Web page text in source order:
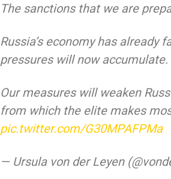
The sanctions that we are
Russia’s economy has already
pressures will now accumulate.
Our measures will weaken
from which the elite makes
pic.twitter.com/G30MPAFPMa
— Ursula von der Leyen